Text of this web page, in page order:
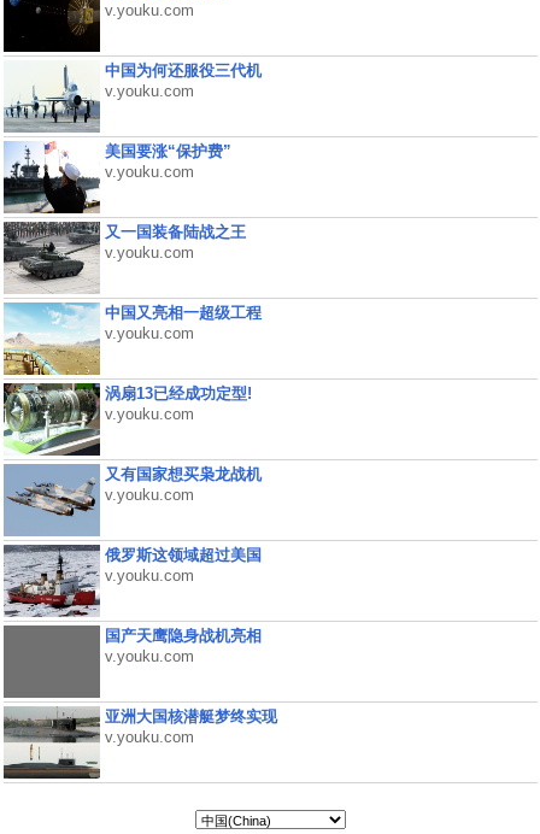
v.youku.com
中国为何还服役三代机
v.youku.com
美国要涨“保护费”
v.youku.com
又一国装备陆战之王
v.youku.com
中国又亮相一超级工程
v.youku.com
涡扇13已经成功定型!
v.youku.com
又有国家想买枭龙战机
v.youku.com
俄罗斯这领域超过美国
v.youku.com
国产天鹰隐身战机亮相
v.youku.com
亚洲大国核潜艇梦终实现
v.youku.com